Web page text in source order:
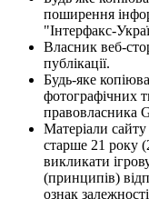
поширення
"Інтерфакс-
Власник веб-
публікації.
Будь-яке
фотографічних
правовласника
Матеріали
старше 21 року
викликати
(принципів)
ознак